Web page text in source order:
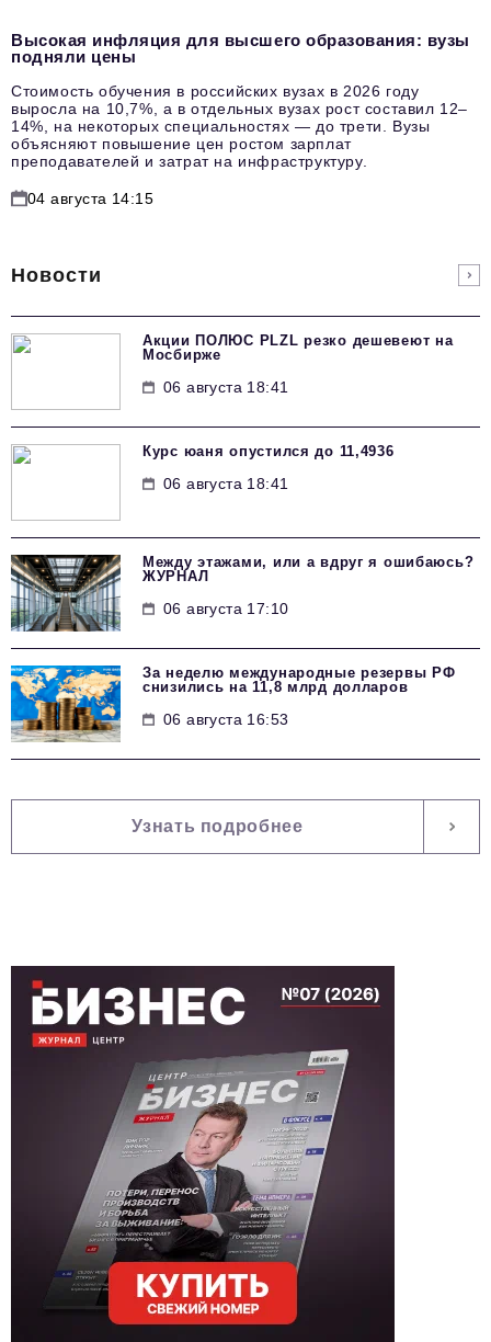
Высокая инфляция для высшего образования: вузы
подняли цены
Стоимость обучения в российских вузах в 2026 году
выросла на 10,7%, а в отдельных вузах рост составил 12–
14%, на некоторых специальностях — до трети. Вузы
объясняют повышение цен ростом зарплат
преподавателей и затрат на инфраструктуру.
04 августа 14:15
Новости
Акции ПОЛЮС PLZL резко дешевеют на
Мосбирже
06 августа 18:41
Курс юаня опустился до 11,4936
06 августа 18:41
Между этажами, или а вдруг я ошибаюсь?
ЖУРНАЛ
06 августа 17:10
За неделю международные резервы РФ
снизились на 11,8 млрд долларов
06 августа 16:53
Узнать подробнее